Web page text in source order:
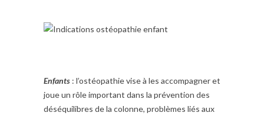
Enfants : l’ostéopathie vise à les accompagner et
joue un rôle important dans la prévention des
déséquilibres de la colonne, problèmes liés aux